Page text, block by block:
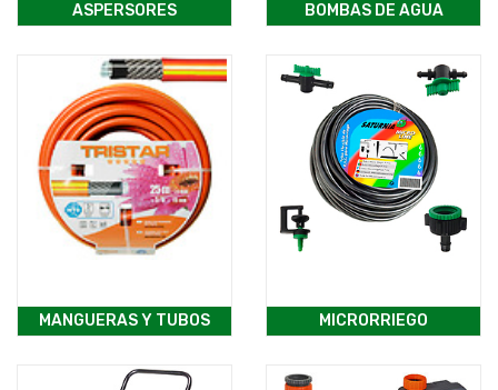
ASPERSORES BOMBAS DE AGUA
MANGUERAS Y TUBOS MICRORRIEGO